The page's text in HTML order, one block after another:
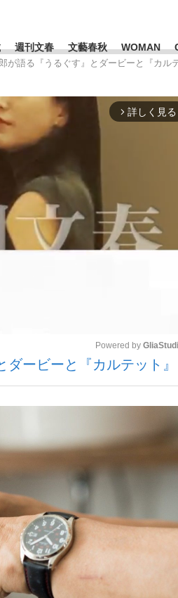
聞... 「クマが悪者扱
もっと見る
週刊文春 文藝春秋 WOMAN
#森岡毅
が語る『うるぐす』とダービーと『カル
arrow_forward_ios 詳しく見る
Mute
Powered by
ービーと『カルテット』